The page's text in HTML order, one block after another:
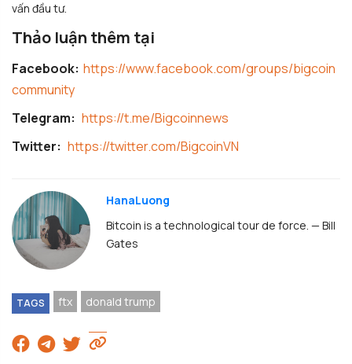
vấn đầu tư.
Thảo luận thêm tại
Facebook: https://www.facebook.com/groups/bigcoin
community
Telegram: https://t.me/Bigcoinnews
Twitter: https://twitter.com/BigcoinVN
HanaLuong
Bitcoin is a technological tour de force. — Bill
Gates
TAGS ftx donald trump